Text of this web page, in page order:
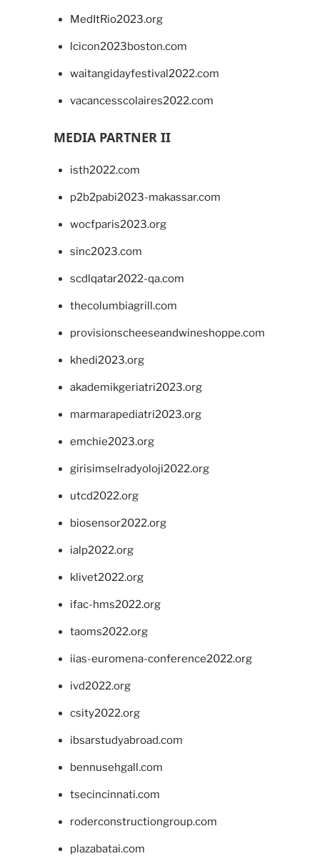
MedItRio2023.org
lcicon2023boston.com
waitangidayfestival2022.com
vacancesscolaires2022.com
MEDIA PARTNER II
isth2022.com
p2b2pabi2023-makassar.com
wocfparis2023.org
sinc2023.com
scdlqatar2022-qa.com
thecolumbiagrill.com
provisionscheeseandwineshoppe.com
khedi2023.org
akademikgeriatri2023.org
marmarapediatri2023.org
emchie2023.org
girisimselradyoloji2022.org
utcd2022.org
biosensor2022.org
ialp2022.org
klivet2022.org
ifac-hms2022.org
taoms2022.org
iias-euromena-conference2022.org
ivd2022.org
csity2022.org
ibsarstudyabroad.com
bennusehgall.com
tsecincinnati.com
roderconstructiongroup.com
plazabatai.com